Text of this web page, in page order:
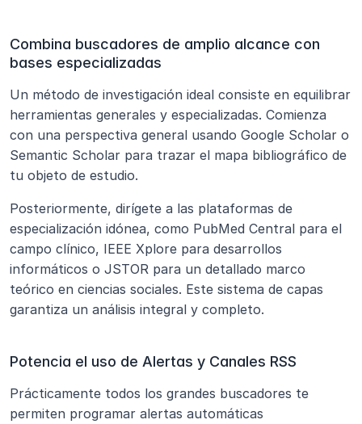
Combina buscadores de amplio alcance con
bases especializadas
Un método de investigación ideal consiste en equilibrar
herramientas generales y especializadas. Comienza
con una perspectiva general usando Google Scholar o
Semantic Scholar para trazar el mapa bibliográfico de
tu objeto de estudio.
Posteriormente, dirígete a las plataformas de
especialización idónea, como PubMed Central para el
campo clínico, IEEE Xplore para desarrollos
informáticos o JSTOR para un detallado marco
teórico en ciencias sociales. Este sistema de capas
garantiza un análisis integral y completo.
Potencia el uso de Alertas y Canales RSS
Prácticamente todos los grandes buscadores te
permiten programar alertas automáticas